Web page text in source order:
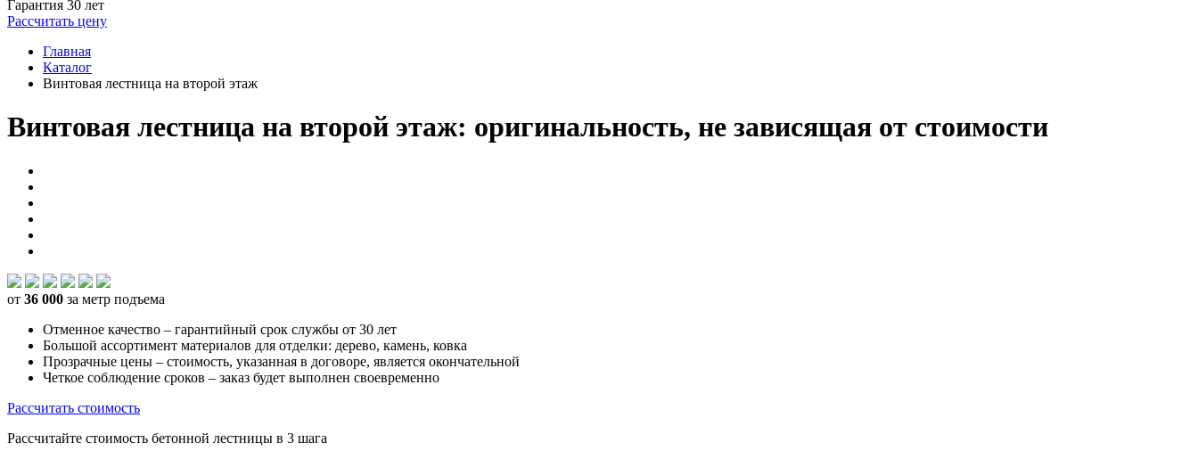
Гарантия 30 лет
Рассчитать цену
Главная
Каталог
Винтовая лестница на второй этаж
Винтовая лестница на второй этаж: оригинальность, не зависящая от стоимости
от 36 000 за метр подъема
Отменное качество – гарантийный срок службы от 30 лет
Большой ассортимент материалов для отделки: дерево, камень, ковка
Прозрачные цены – стоимость, указанная в договоре, является окончательной
Четкое соблюдение сроков – заказ будет выполнен своевременно
Рассчитать стоимость
Рассчитайте стоимость бетонной лестницы в 3 шага